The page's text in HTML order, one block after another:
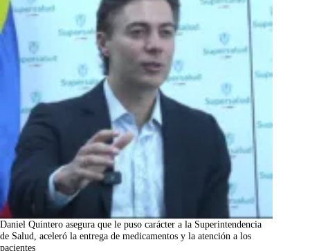
Daniel Quintero asegura que le puso carácter a la Superintendencia
de Salud, aceleró la entrega de medicamentos y la atención a los
pacientes